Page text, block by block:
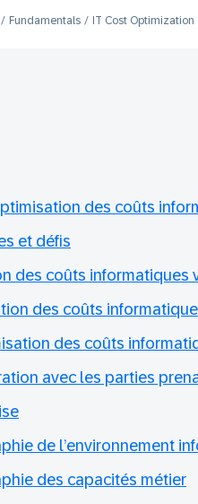
Fundamentals IT Cost Optimization
des coûts
et défis
des coûts informatiques
des coûts
des coûts
avec les parties
de l’environnement
des capacités métier